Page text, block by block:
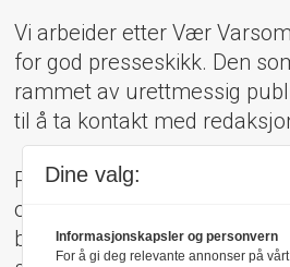
Vi arbeider etter Vær
for god presseskikk. Den
rammet av urettmessig
til å ta kontakt med
Pressens Faglige Utvalg
oppnevnt av Norsk
behandler klager mot
Dine valg:
Informasjonskapsler og personvern
For å gi deg relevante annonser på